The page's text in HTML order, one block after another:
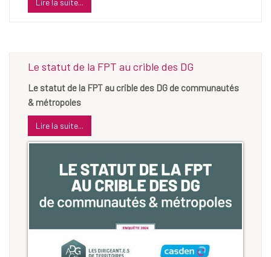
Lire la suite...
Le statut de la FPT au crible des DG
Le statut de la FPT au crible des DG de communautés
& métropoles
Lire la suite...